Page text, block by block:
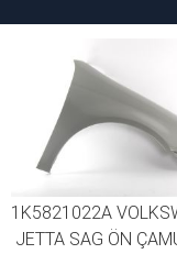
1K5821022A
JETTA SAG ÖN